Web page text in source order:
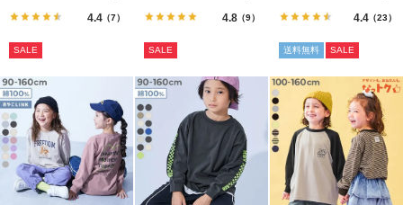
4.4（7）
SALE
4.8（9）
SALE
4.4（23）
送料無料 SALE